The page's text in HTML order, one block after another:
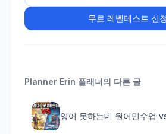
무료 레벨테스트 신
Planner Erin 플래너의 다른 글
영어 못하는데 원어민수업